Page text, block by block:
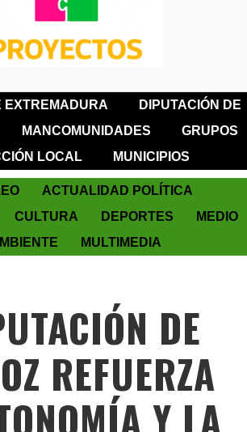
EXTREMADURA
DIPUTACIÓN DE
MANCOMUNIDADES
GRUPOS
LOCAL
MUNICIPIOS
ACTUALIDAD POLÍTICA
CULTURA DEPORTES
MEDIO
MULTIMEDIA
DE
REFUERZA
Y LA